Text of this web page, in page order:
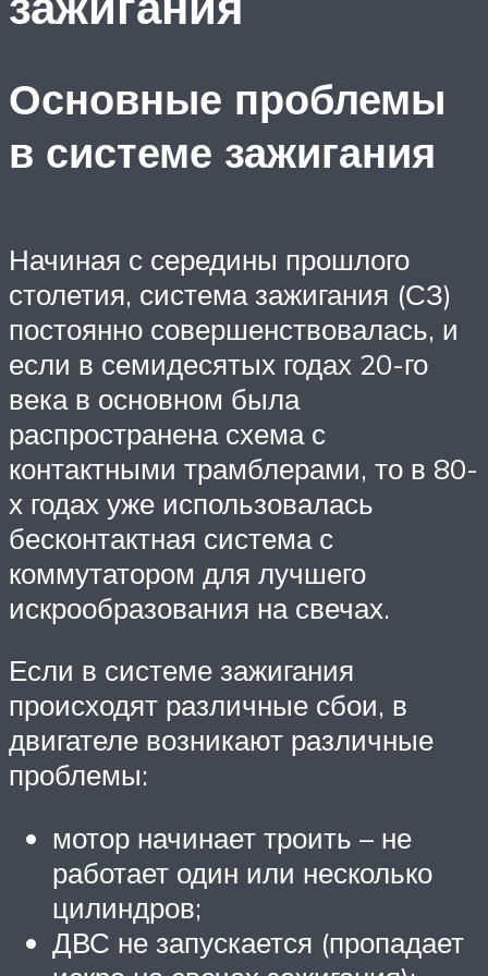
Основные проблемы
в системе зажигания
Начиная с середины прошлого
столетия, система зажигания (СЗ)
постоянно совершенствовалась, и
если в семидесятых годах 20-го
века в основном была
распространена схема с
контактными трамблерами, то в 80-
х годах уже использовалась
бесконтактная система с
коммутатором для лучшего
искрообразования на свечах.
Если в системе зажигания
происходят различные сбои, в
двигателе возникают различные
проблемы:
мотор начинает троить – не
работает один или несколько
цилиндров;
ДВС не запускается (пропадает